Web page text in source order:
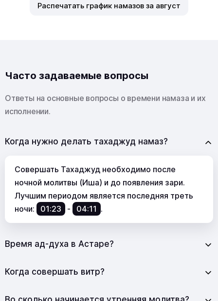
Распечатать график намазов за август
Часто задаваемые вопросы
Ответы на основные вопросы о времени намаза и их
исполнении.
Когда нужно делать тахаджуд намаз?
Совершать Тахаджуд необходимо после
ночной молитвы (Иша) и до появления зари.
Лучшим периодом является последняя треть
ночи:
01:23 - 04:11 .
Время ад-духа в Астаре?
Когда совершать витр?